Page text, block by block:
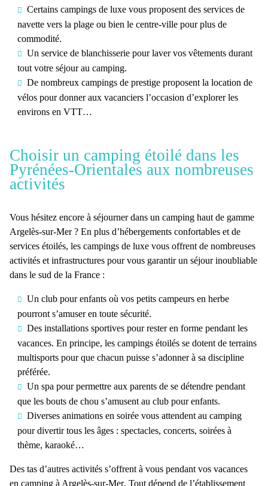
Certains campings de luxevous proposent des services de
navette vers la plage ou bien le centre-ville pour plus de
commodité.
Un service de blanchisserie pour laver vos vêtements durant
tout votre séjour au camping.
De nombreux campings de prestigeproposent la location de
vélos pour donner aux vacanciers l’occasion d’explorer les
environs en VTT…
Choisir un camping étoilé dans les
Pyrénées-Orientales aux nombreuses
activités
Vous hésitez encore à séjourner dans un camping haut de gamme
Argelès-sur-Mer? En plus d’hébergements confortables et de
services étoilés, les campings de luxe vous offrent de nombreuses
activités et infrastructures pour vous garantir un séjour inoubliable
dans le sud de la France :
Un club pour enfants où vos petits campeurs en herbe
pourront s’amuser en toute sécurité.
Des installations sportives pour rester en forme pendant les
vacances. En principe, les campings étoilés se dotent de terrains
multisports pour que chacun puisse s’adonner à sa discipline
préférée.
Un spa pour permettre aux parents de se détendre pendant
que les bouts de chou s’amusent au club pour enfants.
Diverses animations en soirée vous attendent au camping
pour divertir tous les âges : spectacles, concerts, soirées à
thème, karaoké…
Des tas d’autres activités s’offrent à vous pendant vos vacances
en camping à Argelès-sur-Mer. Tout dépend de l’établissement